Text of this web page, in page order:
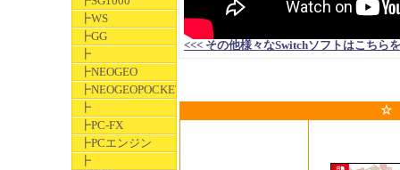
┣WS
┣GG
┣
┣NEOGEO
┣NEOGEOPOCKET
┣
┣PC-FX
┣PCエンジン
┣
<<< その他様々なSwitchソフトはこちら
☆